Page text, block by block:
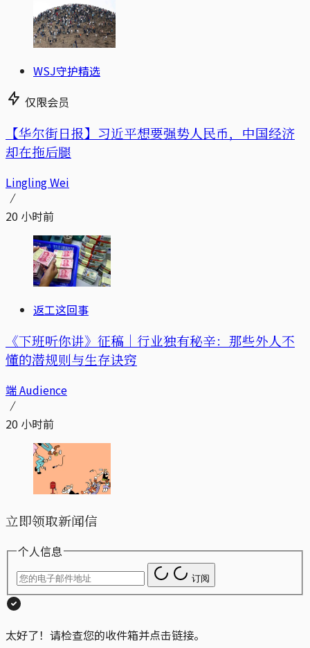
WSJ守护精选
仅限会员
【华尔街日报】习近平想要强势人民币，中国经济
却在拖后腿
Lingling Wei
20 小时前
返工这回事
《下班听你讲》征稿｜行业独有秘辛：那些外人不
懂的潜规则与生存诀窍
端 Audience
20 小时前
立即领取新闻信
个人信息
订阅
太好了！请检查您的收件箱并点击链接。